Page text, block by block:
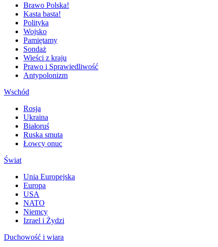
Brawo Polska!
Kasta basta!
Polityka
Wojsko
Pamiętamy
Sondaż
Wieści z kraju
Prawo i Sprawiedliwość
Antypolonizm
Wschód
Rosja
Ukraina
Białoruś
Ruska smuta
Łowcy onuc
Świat
Unia Europejska
Europa
USA
NATO
Niemcy
Izrael i Żydzi
Duchowość i wiara